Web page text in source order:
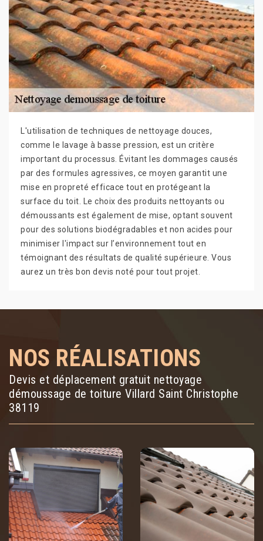
L'utilisation de techniques de nettoyage douces,
comme le lavage à basse pression, est un critère
important du processus. Évitant les dommages causés
par des formules agressives, ce moyen garantit une
mise en propreté efficace tout en protégeant la
surface du toit. Le choix des produits nettoyants ou
démoussants est également de mise, optant souvent
pour des solutions biodégradables et non acides pour
minimiser l'impact sur l’environnement tout en
témoignant des résultats de qualité supérieure. Vous
aurez un très bon devis noté pour tout projet.
NOS RÉALISATIONS
Devis et déplacement gratuit nettoyage
démoussage de toiture Villard Saint Christophe
38119